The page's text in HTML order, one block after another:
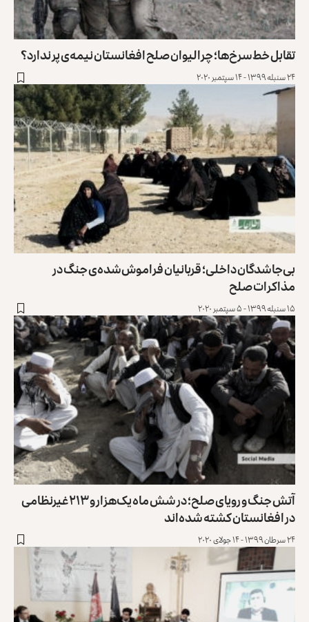
تقابل خط‌سرخ‌ها؛ چرا لیوان صلح افغانستان نیمه‌ی پر ندارد؟
۲۴ سنبله ۱۳۹۹ - ۱۴ سپتمبر ۲۰۲۰
بی‌جاشدگان داخلی؛ قربانیان فراموش‌شده‌ی جنگ در
مذاکرات صلح
۱۵ سنبله ۱۳۹۹ - ۵ سپتمبر ۲۰۲۰
آتش جنگ و رویای صلح؛ در شش ماه یک‌هزار و ۲۱۳ غیرنظامی
در افغانستان کشته ‌شده‌اند
۲۴ سرطان ۱۳۹۹ - ۱۴ جولای ۲۰۲۰